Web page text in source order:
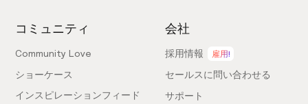
コミュニティ
Community Love
ショーケース
インスピレーションフィード
会社
採用情報 雇用!
セールスに問い合わせる
サポート